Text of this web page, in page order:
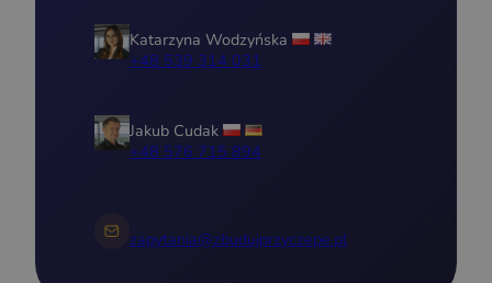
Katarzyna Wodzyńska
+48 539 314 031
Jakub Cudak
+48 576 715 894
zapytania@zbudujprzyczepe.pl